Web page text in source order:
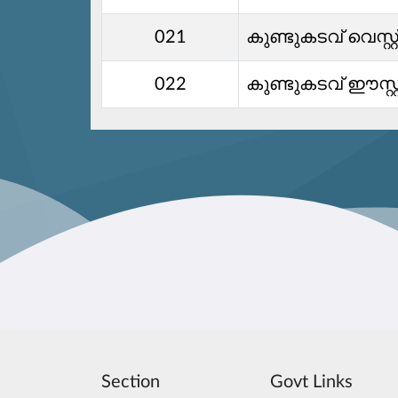
021 കുണ്ടുകടവ് വെസ്റ്റ്
022 കുണ്ടുകടവ്
Section Govt Links